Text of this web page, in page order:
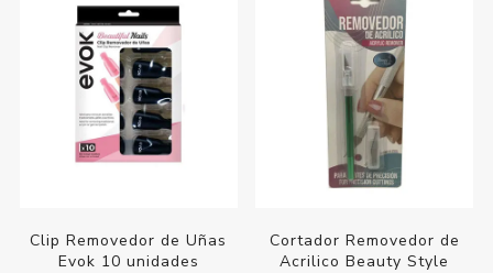
Clip Removedor de Uñas
Evok 10 unidades
Cortador Removedor de
Acrilico Beauty Style